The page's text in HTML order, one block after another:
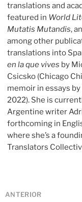
translations and
featured in World
Mutatis Mutandis,
among other
translations into
en la que vives by
Csicsko (Chicago
memoir in essays
2022). She is
Argentine writer
forthcoming in
where she’s a
Translators
ANTERIOR